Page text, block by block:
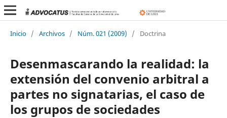
Inicio / Archivos / Núm. 021 (2009) / Doctrina
Desenmascarando la realidad: la
extensión del convenio arbitral a
partes no signatarias, el caso de
los grupos de sociedades